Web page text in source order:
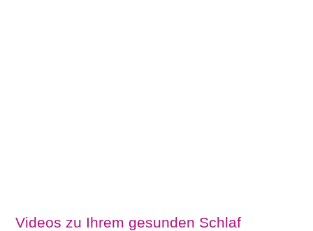
Videos zu Ihrem gesunden Schlaf